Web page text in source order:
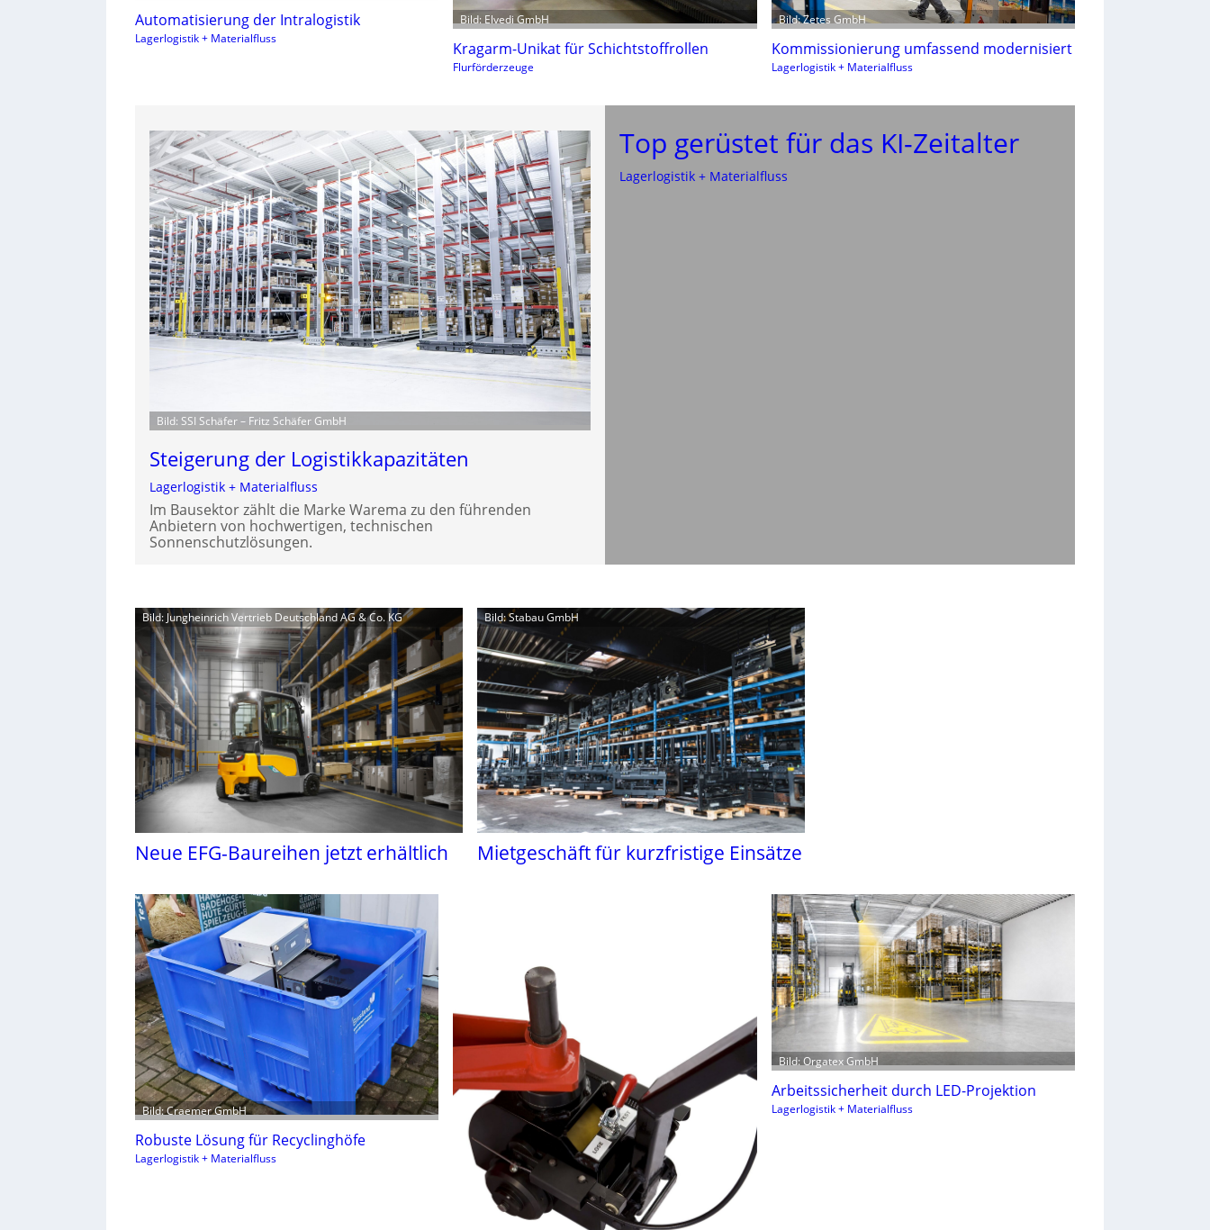
Automatisierung der Intralogistik
Lagerlogistik + Materialfluss
Bild: Elvedi GmbH
Kragarm-Unikat für Schichtstoffrollen
Flurförderzeuge
Bild: Zetes GmbH
Kommissionierung umfassend modernisiert
Lagerlogistik + Materialfluss
Bild: SSI Schäfer – Fritz Schäfer GmbH
Steigerung der Logistikkapazitäten
Lagerlogistik + Materialfluss
Im Bausektor zählt die Marke Warema zu den führenden
Anbietern von hochwertigen, technischen
Sonnenschutzlösungen.
Top gerüstet für das KI-Zeitalter
Lagerlogistik + Materialfluss
Bild: Jungheinrich Vertrieb Deutschland AG & Co. KG
Neue EFG-Baureihen jetzt erhältlich
Bild: Stabau GmbH
Mietgeschäft für kurzfristige Einsätze
Bild: Craemer GmbH
Robuste Lösung für Recyclinghöfe
Lagerlogistik + Materialfluss
Bild: Orgatex GmbH
Arbeitssicherheit durch LED-Projektion
Lagerlogistik + Materialfluss